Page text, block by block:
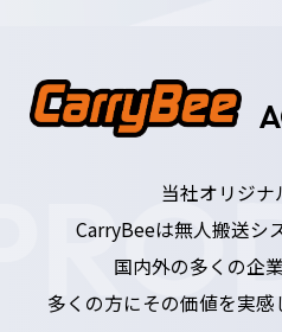
当社オリジナ
CarryBeeは無人搬送シ
国内外の多くの企
多くの方にその価値を実